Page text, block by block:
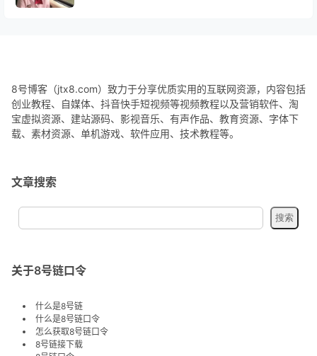
8号博客（jtx8.com）致力于分享优质实用的互联网资源，内容包括
创业教程、自媒体、抖音快手短视频等视频教程以及营销软件、淘
宝虚拟资源、建站源码、影视音乐、有声作品、教育资源、字体下
载、素材资源、单机游戏、软件应用、技术教程等。
文章搜索
关于8号链口令
什么是8号链
什么是8号链口令
怎么获取8号链口令
8号链接下载